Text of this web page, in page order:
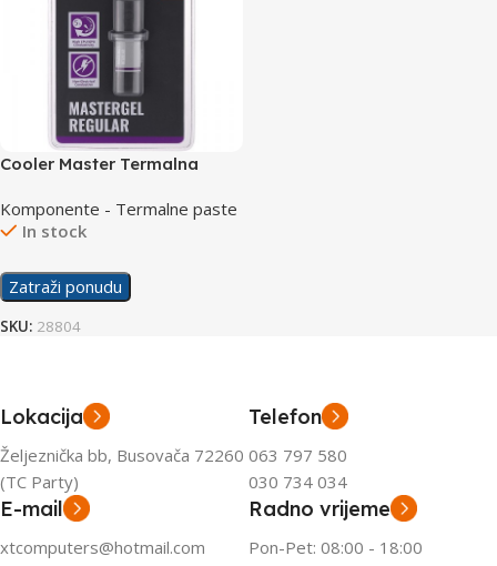
Cooler Master Termalna
Komponente - Termalne paste
In stock
Zatraži ponudu
SKU: 28804
Lokacija
Željeznička bb, Busovača 72260
(TC Party)
Telefon
063 797 580
030 734 034
E-mail
xtcomputers@hotmail.com
Radno vrijeme
Pon-Pet: 08:00 - 18:00